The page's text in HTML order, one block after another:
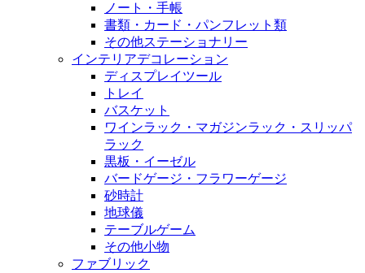
ノート・手帳
書類・カード・パンフレット類
その他ステーショナリー
インテリアデコレーション
ディスプレイツール
トレイ
バスケット
ワインラック・マガジンラック・スリッパ
ラック
黒板・イーゼル
バードゲージ・フラワーゲージ
砂時計
地球儀
テーブルゲーム
その他小物
ファブリック